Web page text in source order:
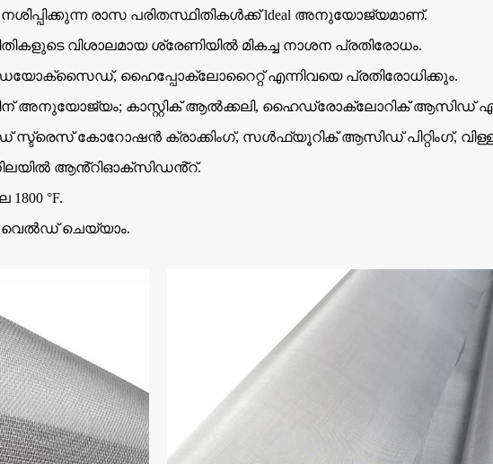
രാസ പരിതസ്ഥിതികൾക്ക് ldeal അനുയോജ്യമാണ്.
വിശാലമായ ശ്രേണിയിൽ മികച്ച നാശന പ്രതിരോധം.
ഹൈപ്പോക്ലോറൈറ്റ് എന്നിവയെ പ്രതിരോധിക്കും.
കാസ്റ്റിക് ആൽക്കലി, ഹൈഡ്രോക്ലോറിക് ആസിഡ്
കോറോഷൻ ക്രാക്കിംഗ്, സൾഫ്യൂറിക് ആസിഡ് പിറ്റിംഗ്,
ആൻ്റിഓക്‌സിഡൻ്റ്.
°F.
വെൽഡ് ചെയ്യാം.